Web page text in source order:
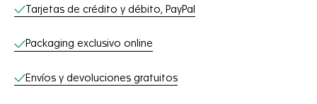
Tarjetas de crédito y débito, PayPal
Packaging exclusivo online
Envíos y devoluciones gratuitos